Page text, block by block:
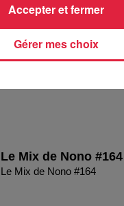
Le Mix de Nono #165
Le Mix de Nono #164
Le Mix de Nono #164
Gérer mes choix
Accepter et fermer